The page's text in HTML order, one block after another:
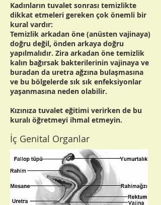
Kadınların tuvalet sonrası temizlikte
dikkat etmeleri gereken çok önemli bir
kural vardır:
Temizlik arkadan öne (anüsten vajinaya)
doğru değil, önden arkaya doğru
yapılmalıdır. Zira arkadan öne temizlik
kalın bağırsak bakterilerinin vajinaya ve
buradan da uretra ağzına bulaşmasına
ve bu bölgelerde sık sık enfeksiyonlar
yaşanmasına neden olabilir.
Kızınıza tuvalet eğitimi verirken de bu
kuralı öğretmeyi ihmal etmeyin.
İç Genital Organlar